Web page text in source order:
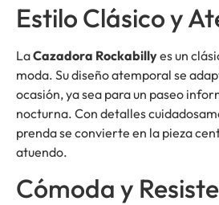
Estilo Clásico y
LaCazadora Rockabillyes un
moda. Su diseño atemporal se
ocasión, ya sea para un paseo
nocturna. Con detalles
prenda se convierte en la pieza
atuendo.
Cómoda y